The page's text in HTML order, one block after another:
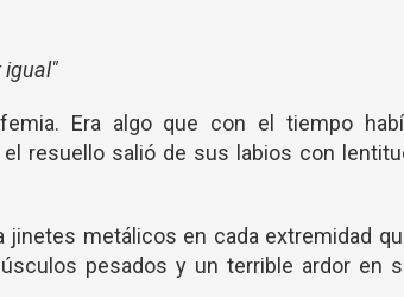
igual"
Era algo que con el tiempo
resuello salió de sus labios con
jinetes metálicos en cada extremidad
pesados y un terrible ardor en